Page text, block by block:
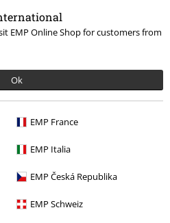
EMP Online Shop for customers from
Ok
EMP France
EMP Italia
EMP Česká Republika
EMP Schweiz
compte tenu de l'épaisseur du
légère.
Parfait
Trop large